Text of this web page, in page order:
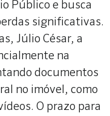
Público e busca
significativas.
Júlio César, a
na
documentos
no imóvel, como
O prazo para